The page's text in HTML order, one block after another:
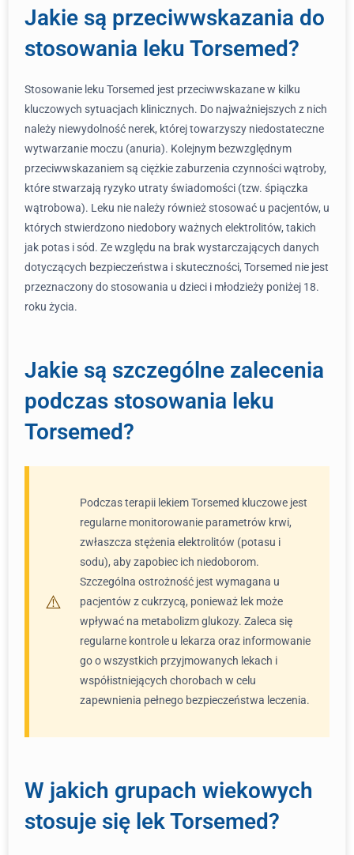
Jakie są przeciwwskazania do
stosowania leku Torsemed?
Stosowanie leku Torsemed jest przeciwwskazane w kilku
kluczowych sytuacjach klinicznych. Do najważniejszych z nich
należy niewydolność nerek, której towarzyszy niedostateczne
wytwarzanie moczu (anuria). Kolejnym bezwzględnym
przeciwwskazaniem są ciężkie zaburzenia czynności wątroby,
które stwarzają ryzyko utraty świadomości (tzw. śpiączka
wątrobowa). Leku nie należy również stosować u pacjentów, u
których stwierdzono niedobory ważnych elektrolitów, takich
jak potas i sód. Ze względu na brak wystarczających danych
dotyczących bezpieczeństwa i skuteczności, Torsemed nie jest
przeznaczony do stosowania u dzieci i młodzieży poniżej 18.
roku życia.
Jakie są szczególne zalecenia
podczas stosowania leku
Torsemed?
Podczas terapii lekiem Torsemed kluczowe jest
regularne monitorowanie parametrów krwi,
zwłaszcza stężenia elektrolitów (potasu i
sodu), aby zapobiec ich niedoborom.
Szczególna ostrożność jest wymagana u
pacjentów z cukrzycą, ponieważ lek może
wpływać na metabolizm glukozy. Zaleca się
regularne kontrole u lekarza oraz informowanie
go o wszystkich przyjmowanych lekach i
współistniejących chorobach w celu
zapewnienia pełnego bezpieczeństwa leczenia.
W jakich grupach wiekowych
stosuje się lek Torsemed?